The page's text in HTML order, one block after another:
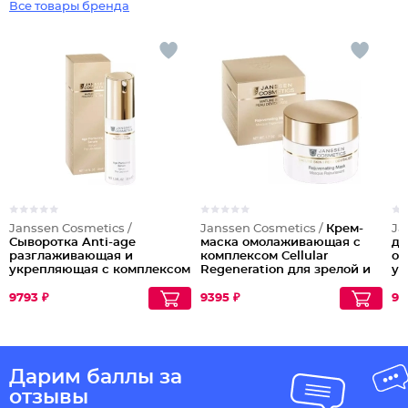
Все товары бренда
Janssen Cosmetics /
Сыворотка Anti-age
разглаживающая и
укрепляющая с комплексом
9793 ₽
Janssen Cosmetics / Крем-
маска омолаживающая с
комплексом Cellular
Regeneration для зрелой и
9395 ₽
Дарим баллы за
отзывы